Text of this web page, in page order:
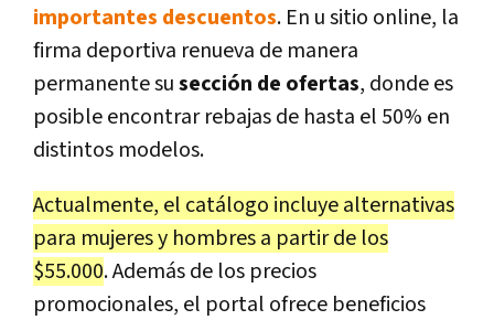
importantes descuentos. En u sitio online, la
firma deportiva renueva de manera
permanente susección de ofertas, donde es
posible encontrar rebajas de hasta el 50% en
distintos modelos.
Actualmente, el catálogo incluye alternativas
para mujeres y hombres a partir de los
$55.000. Además de los precios
promocionales, el portal ofrece beneficios